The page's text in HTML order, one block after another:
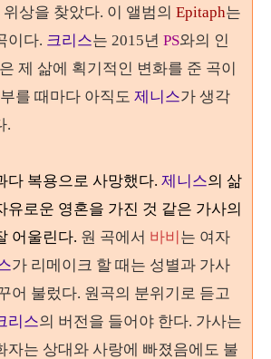
위상을 찾았다. 이 앨범의 Epitaph는
이다. 크리스는 2015년 PS와의 인
제 삶에 획기적인 변화를 준 곡이
를 때마다 아직도 제니스가 생각
.
다 복용으로 사망했다. 제니스의 삶
유로운 영혼을 가진 것 같은 가사의
어울린다. 원 곡에서 바비 는 여자
가 리메이크 할 때는 성별과 가사
어 불렀다. 원곡의 분위기로 듣고
리스의 버전을 들어야 한다. 가사는
자는 상대와 사랑에 빠졌음에도 불